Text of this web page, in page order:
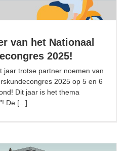
van het Nationaal
2025!
jaar trotse partner noemen van
2025 op 5 en 6
Dit jaar is het thema
De [...]